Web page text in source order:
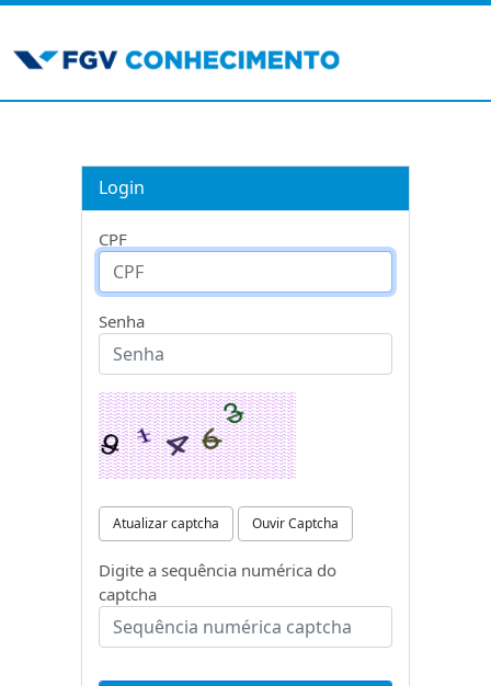
Login
CPF
Senha
Atualizar captcha Ouvir Captcha
Digite a sequência numérica do
captcha